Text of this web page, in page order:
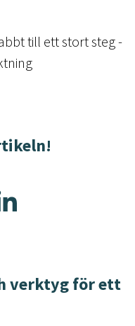
till ett stort steg -
verktyg för ett